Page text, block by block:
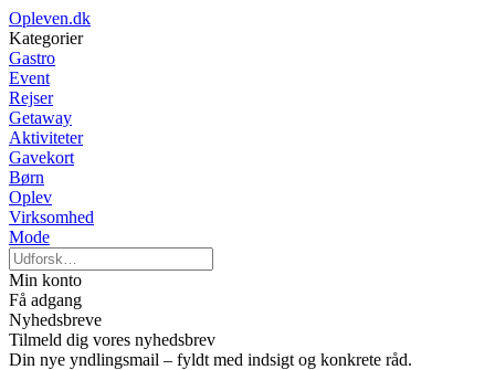
Opleven.dk
Kategorier
Gastro
Event
Rejser
Getaway
Aktiviteter
Gavekort
Børn
Oplev
Virksomhed
Mode
Min konto
Få adgang
Nyhedsbreve
Tilmeld dig vores nyhedsbrev
Din nye yndlingsmail – fyldt med indsigt og konkrete råd.